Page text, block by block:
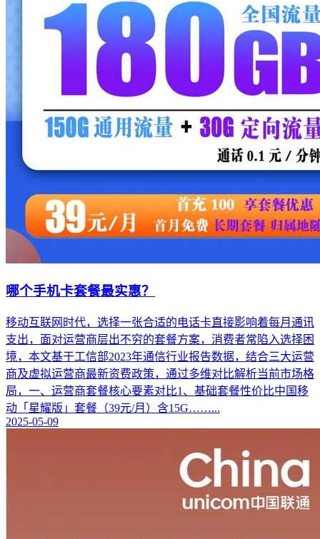
哪个手机卡套餐最实惠？
移动互联网时代，选择一张合适的电话卡直接影响着每月通讯
支出，面对运营商层出不穷的套餐方案，消费者常陷入选择困
境，本文基于工信部2023年通信行业报告数据，结合三大运营
商及虚拟运营商最新资费政策，通过多维对比解析当前市场格
局，一、运营商套餐核心要素对比1、基础套餐性价比中国移
动「星耀版」套餐（39元/月）含15G……...
2025-05-09